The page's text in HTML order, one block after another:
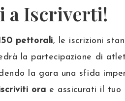
a Iscriverti!
pettorali, le iscrizioni
la partecipazione di
la gara una sfida
ora e assicurati il tuo